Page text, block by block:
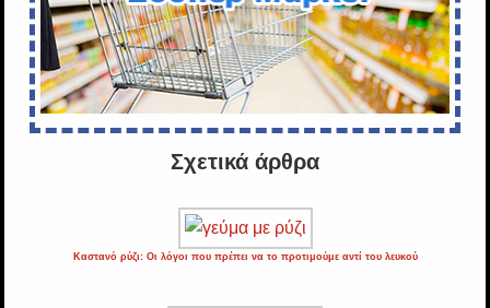
Σχετικά άρθρα
Καστανό ρύζι: Οι λόγοι που πρέπει να το προτιμούμε αντί του λευκού